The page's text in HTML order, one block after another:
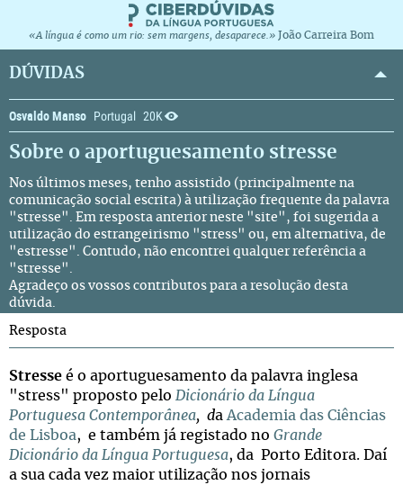
«A língua é como um rio: sem margens, desaparece.» João Carreira Bom
DÚVIDAS
Osvaldo Manso Portugal 20K
Sobre o aportuguesamento stresse
Nos últimos meses, tenho assistido (principalmente na
comunicação social escrita) à utilização frequente da palavra
"stresse". Em resposta anterior neste "site", foi sugerida a
utilização do estrangeirismo "stress" ou, em alternativa, de
"estresse". Contudo, não encontrei qualquer referência a
"stresse".
Agradeço os vossos contributos para a resolução desta
dúvida.
Resposta
Stresse é o aportuguesamento da palavra inglesa
"stress" proposto pelo Dicionário da Língua
Portuguesa Contemporânea, da Academia das Ciências
de Lisboa, e também já registado no Grande
Dicionário da Língua Portuguesa, da Porto Editora. Daí
a sua cada vez maior utilização nos jornais